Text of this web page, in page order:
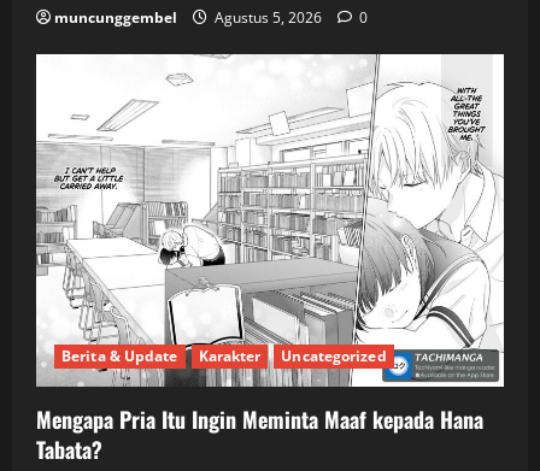
muncunggembel Agustus 5, 2026 0
Berita & Update Karakter Uncategorized
Mengapa Pria Itu Ingin Meminta Maaf kepada Hana
Tabata?